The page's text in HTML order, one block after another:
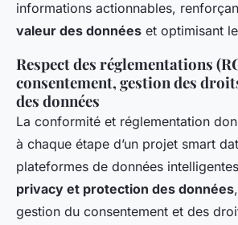
informations actionnables,
valeur des données et optimisant
Respect des réglementations
consentement, gestion des
des données
La conformité et réglementation
à chaque étape d’un projet smart
plateformes de données
privacy et protection des données
gestion du consentement et des